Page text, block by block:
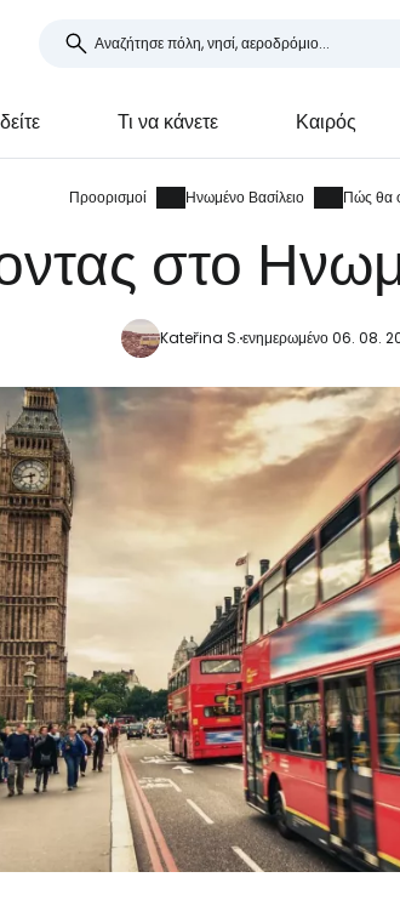
Τι να κάνετε Καιρός
Προορισμοί Ηνωμένο Βασίλειο Πώς θα
στο
Kateřina S.ενημερωμένο 06. 08.